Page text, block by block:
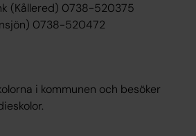
(Kållered) 0738-520375
0738-520472
i kommunen och besöker